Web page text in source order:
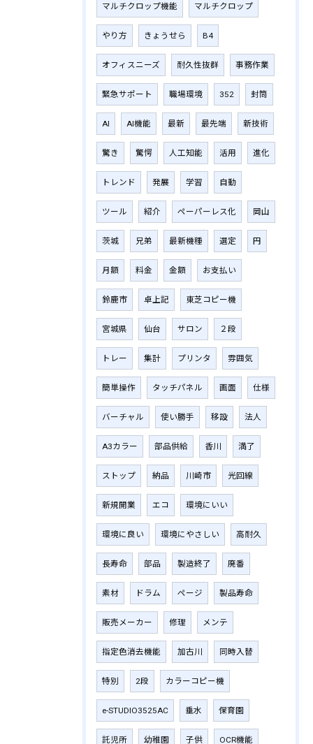
マルチクロップ機能 マルチクロップ
やり方 きょうせら B4
オフィスニーズ 耐久性抜群 事務作業
緊急サポート 職場環境 352 封筒
AI AI機能 最新 最先端 新技術
驚き 驚愕 人工知能 活用 進化
トレンド 発展 学習 自動
ツール 紹介 ペーパーレス化 岡山
茨城 兄弟 最新機種 選定 円
月額 料金 金額 お支払い
鈴鹿市 卓上記 東芝コピー機
宮城県 仙台 サロン ２段
トレー 集計 プリンタ 雰囲気
簡単操作 タッチパネル 画面 仕様
バーチャル 使い勝手 移設 法人
A3カラー 部品供給 香川 満了
ストップ 納品 川崎市 光回線
新規開業 エコ 環境にいい
環境に良い 環境にやさしい 高耐久
長寿命 部品 製造終了 廃番
素材 ドラム ページ 製品寿命
販売メーカー 修理 メンテ
指定色消去機能 加古川 同時入替
特別 2段 カラーコピー機
e-STUDIO3525AC 垂水 保育園
託児所 幼稚園 子供 OCR機能